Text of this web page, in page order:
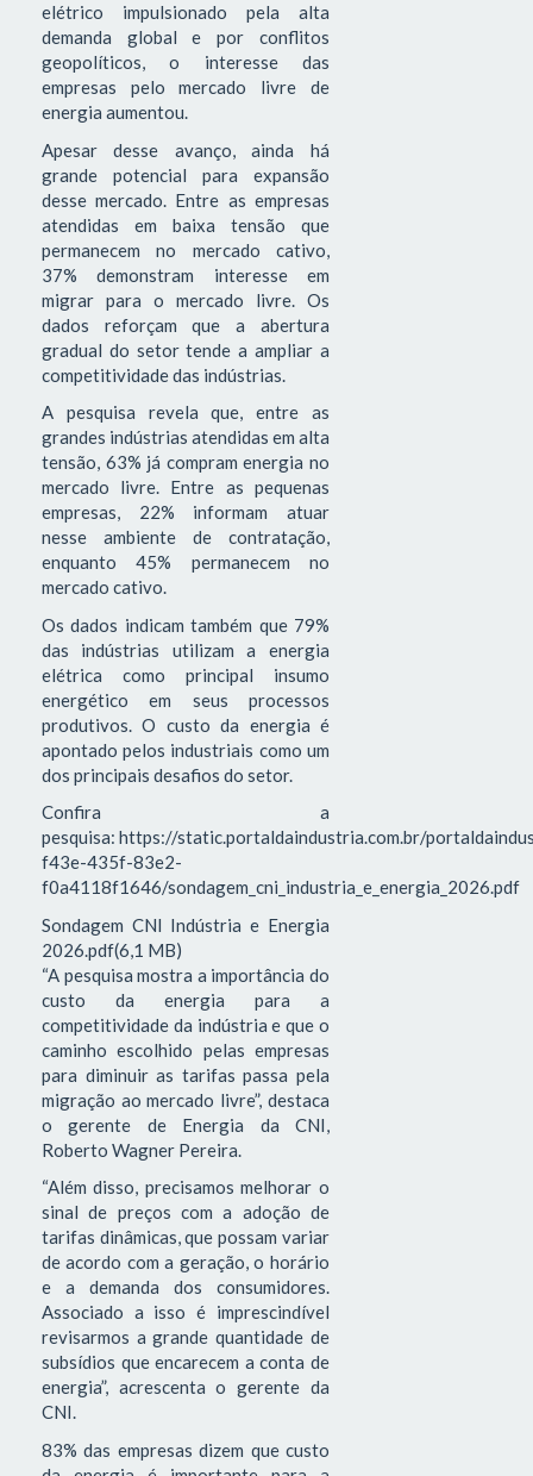
elétrico impulsionado pela alta
demanda global e por conflitos
geopolíticos, o interesse das
empresas pelo mercado livre de
energia aumentou.
Apesar desse avanço, ainda há
grande potencial para expansão
desse mercado. Entre as empresas
atendidas em baixa tensão que
permanecem no mercado cativo,
37% demonstram interesse em
migrar para o mercado livre. Os
dados reforçam que a abertura
gradual do setor tende a ampliar a
competitividade das indústrias.
A pesquisa revela que, entre as
grandes indústrias atendidas em alta
tensão, 63% já compram energia no
mercado livre. Entre as pequenas
empresas, 22% informam atuar
nesse ambiente de contratação,
enquanto 45% permanecem no
mercado cativo.
Os dados indicam também que 79%
das indústrias utilizam a energia
elétrica como principal insumo
energético em seus processos
produtivos. O custo da energia é
apontado pelos industriais como um
dos principais desafios do setor.
Confira a
pesquisa: https://static.portaldaindustria.com.br/
f43e-435f-83e2-
f0a4118f1646/sondagem_cni_industria_e_energia_2026.pdf
Sondagem CNI Indústria e Energia
2026.pdf(6,1 MB)
“A pesquisa mostra a importância do
custo da energia para a
competitividade da indústria e que o
caminho escolhido pelas empresas
para diminuir as tarifas passa pela
migração ao mercado livre”, destaca
o gerente de Energia da CNI,
Roberto Wagner Pereira.
“Além disso, precisamos melhorar o
sinal de preços com a adoção de
tarifas dinâmicas, que possam variar
de acordo com a geração, o horário
e a demanda dos consumidores.
Associado a isso é imprescindível
revisarmos a grande quantidade de
subsídios que encarecem a conta de
energia”, acrescenta o gerente da
CNI.
83% das empresas dizem que custo